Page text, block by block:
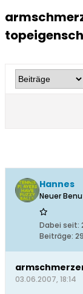
Hannes
Neuer
Dabei seit:
Beiträge: 29
03.06.2007, 18:14